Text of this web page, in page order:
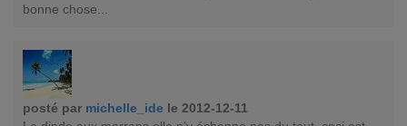
bonne chose...
posté par michelle_ide le 2012-12-11